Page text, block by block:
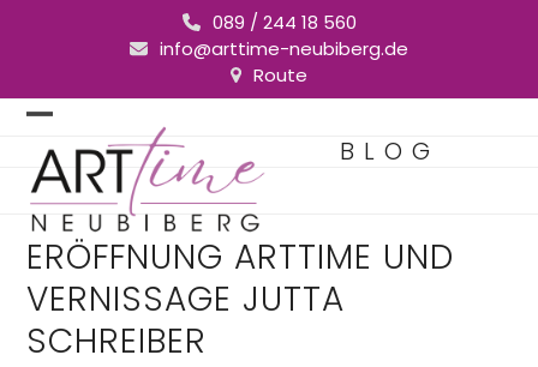
089 / 244 18 560
info@arttime-neubiberg.de
Route
Open
mobile
menu
Close
mobile
menu
BLOG
ERÖFFNUNG ARTTIME UND
VERNISSAGE JUTTA
SCHREIBER